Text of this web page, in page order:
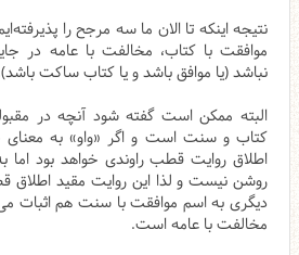
نتیجه اینکه تا الان ما سه مرجح را
موافقت با کتاب، مخالفت با عامه در
نباشد (یا موافق باشد و یا کتاب ساکت
البته ممکن است گفته شود آنچه در
کتاب و سنت است و اگر «واو» به معنای
اطلاق روایت قطب راوندی خواهد بود اما
روشن نیست و لذا این روایت مقید اطلاق
دیگری به اسم موافقت با سنت هم اثبات
مخالفت با عامه است.